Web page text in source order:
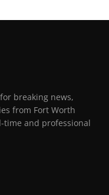
breaking news,
from Fort Worth
time and professional